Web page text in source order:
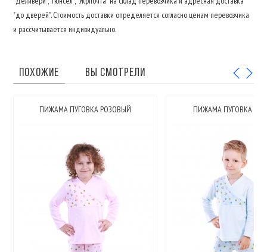
"до дверей". Стоимость доставки определяется согласно ценам перевозчика
и рассчитывается индивидуально.
ПОХОЖИЕ ВЫ СМОТРЕЛИ
ПИЖАМА ПУГОВКА РОЗОВЫЙ ПИЖАМА ПУГОВКА